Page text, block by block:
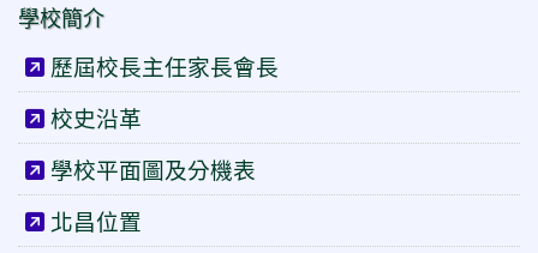
學校簡介
歷屆校長主任家長會長
校史沿革
學校平面圖及分機表
北昌位置